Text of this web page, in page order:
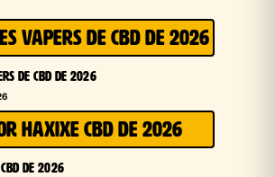
VAPERS DE CBD DE 2026
DE CBD DE 2026
HAXIXE CBD DE 2026
DE 2026